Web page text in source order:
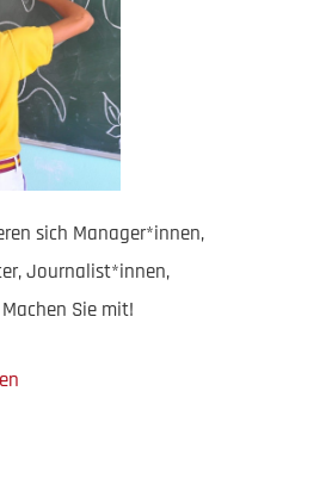
sich Manager*innen,
Journalist*innen,
Sie mit!